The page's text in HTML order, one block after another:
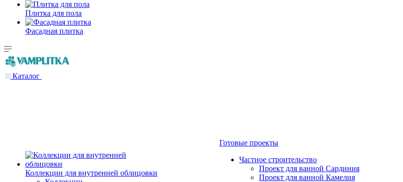
Плитка для пола
Фасадная плитка
Каталог
Коллекции для внутренней облицовки
Готовые проекты
Частное строительство
Проект для ванной Сардиния
Проект для ванной Камелия